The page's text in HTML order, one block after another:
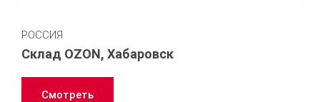
РОССИЯ
Склад OZON, Хабаровск
Смотреть